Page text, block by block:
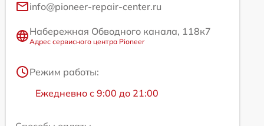
info@pioneer-repair-center.ru
Набережная Обводного канала, 118к7
Адрес сервисного центра Pioneer
Режим работы:
Ежедневно с 9:00 до 21:00